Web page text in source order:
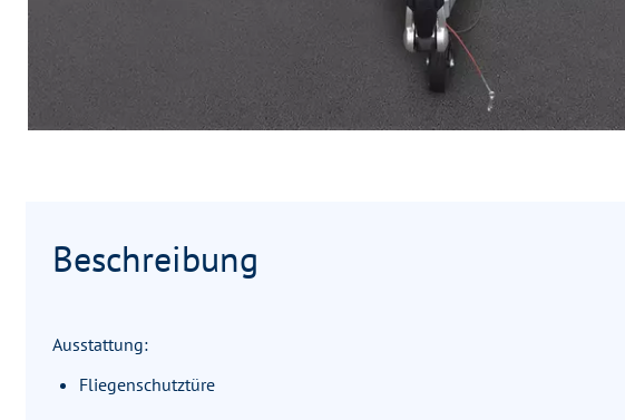
Beschreibung
Ausstattung:
Fliegenschutztüre